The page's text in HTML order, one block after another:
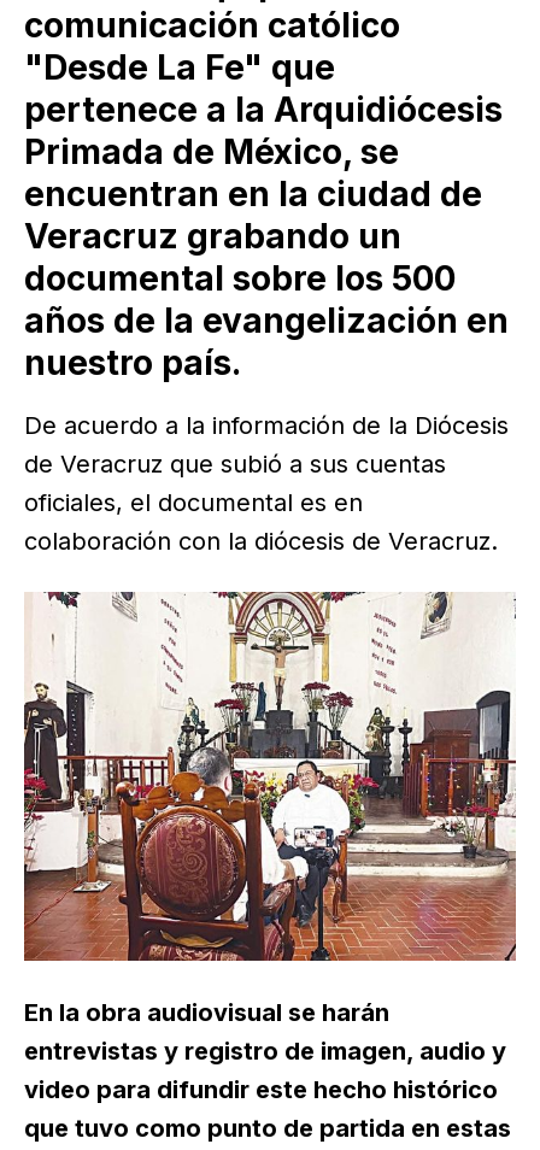
comunicación católico
"Desde La Fe" que
pertenece a la Arquidiócesis
Primada de México, se
encuentran en la ciudad de
Veracruz grabando un
documental sobre los 500
años de la evangelización en
nuestro país.
De acuerdo a la información de la Diócesis
de Veracruz que subió a sus cuentas
oficiales, el documental es en
colaboración con la diócesis de Veracruz.
En la obra audiovisual se harán
entrevistas y registro de imagen, audio y
video para difundir este hecho histórico
que tuvo como punto de partida en estas